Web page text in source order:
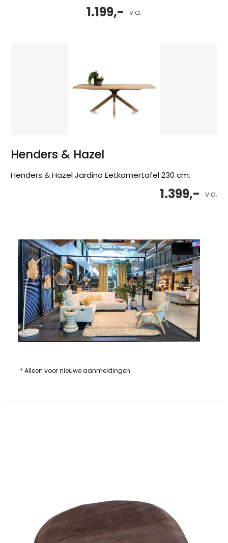
v.a.
1.199,-
Henders & Hazel
Henders & Hazel Jardino Eetkamertafel 230 cm.
v.a.
1.399,-
* Alleen voor nieuwe aanmeldingen